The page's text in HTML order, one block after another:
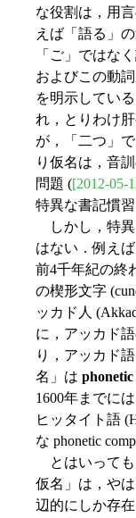
な役割は，用
えば「語る」
「ご」ではな
およびこの動
を明示してい
れ，とりわけ
が，「二つ」
り仮名は，音
問題 ([2012-05-
特異な書記慣
しかし，特異
はない．例え
前4千年紀の終
の楔形文字
ッカド人
に，アッカド
り，アッカド
名」は
1600年までに
ヒッタイト語
な phonetic
とはいっても
仮名」は，や
辺的にしか存